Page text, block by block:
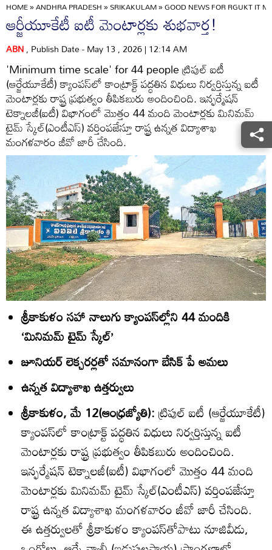
HOME»ANDHRA PRADESH»SRIKAKULAM»GOOD NEWS FOR RGUKT IT
ఆర్జీయూకేటీ ఐటీ మెంటార్లకు శుభవార్త!
ABN, Publish Date - May 13 , 2026 | 12:14 AM
'Minimum time scale' for 44 people ట్రిపుల్‌ ఐటీ
(ఆర్జేయూకేటీ) క్యాంపస్‌లో కాంట్రాక్ట్‌ పద్ధతిన విధులు నిర్వర్తిస్తున్న ఐటీ
మెంటార్లకు రాష్ట్ర ప్రభుత్వం తీపికబురు అందించింది. ఇన్ఫర్మేషన్‌
టెక్నాలజీ(ఐటీ) విభాగంలో మొత్తం 44 మంది మెంటార్లకు మినిమమ్‌
టైమ్‌ స్కేల్‌(ఎంటీఎస్‌) వర్తింపజేస్తూ రాష్ట్ర ఉన్నత విద్యాశాఖ
మంగళవారం జీవో జారీ చేసింది.
శ్రీకాకుళం సహా నాలుగు క్యాంపస్‌ల్లోని 44 మందికి
‘మినిమమ్‌ టైమ్‌ స్కేల్‌’
జూనియర్‌ లెక్చరర్లతో సమానంగా బేసిక్‌ పే అమలు
ఉన్నత విద్యాశాఖ ఉత్తర్వులు
శ్రీకాకుళం, మే 12(ఆంధ్రజ్యోతి):ట్రిపుల్‌ ఐటీ (ఆర్జేయూకేటీ)
క్యాంపస్‌లో కాంట్రాక్ట్‌ పద్ధతిన విధులు నిర్వర్తిస్తున్న ఐటీ
మెంటార్లకు రాష్ట్ర ప్రభుత్వం తీపికబురు అందించింది.
ఇన్ఫర్మేషన్‌ టెక్నాలజీ(ఐటీ) విభాగంలో మొత్తం 44 మంది
మెంటార్లకు మినిమమ్‌ టైమ్‌ స్కేల్‌(ఎంటీఎస్‌) వర్తింపజేస్తూ
రాష్ట్ర ఉన్నత విద్యాశాఖ మంగళవారం జీవో జారీ చేసింది.
ఈ ఉత్తర్వులతో శ్రీకాకుళం క్యాంపస్‌తోపాటు నూజివీడు,